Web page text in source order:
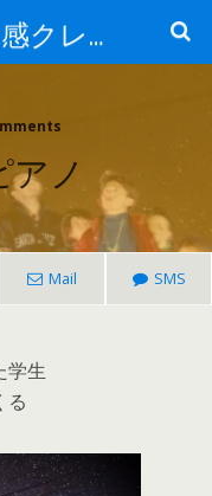
ザックザクの新食感クレープ|CREPE & CAFE Hi5
アノ
Mail SMS
学生
る